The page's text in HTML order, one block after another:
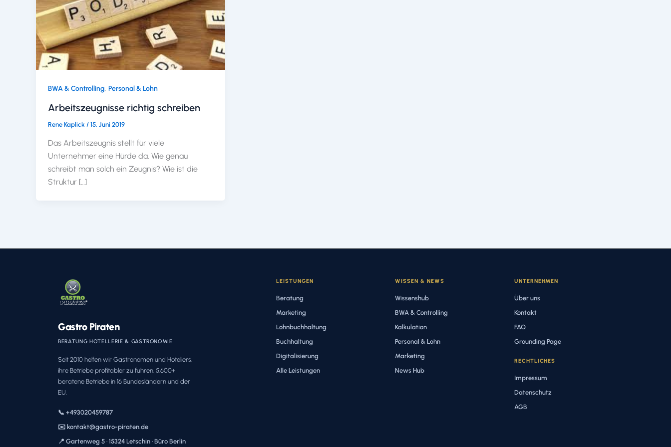
BWA & Controlling, Personal & Lohn
Arbeitszeugnisse richtig schreiben
Rene Kaplick / 15. Juni 2019
Das Arbeitszeugnis stellt für viele
Unternehmer eine Hürde da. Wie genau
schreibt man solch ein Zeugnis? Wie ist die
Struktur […]
Gastro Piraten
BERATUNG HOTELLERIE & GASTRONOMIE
Seit 2010 helfen wir Gastronomen und Hoteliers,
ihre Betriebe profitabler zu führen. 5.600+
beratene Betriebe in 16 Bundesländern und der
EU.
📞 +493020459787
✉️ kontakt@gastro-piraten.de
📍 Gartenweg 5 · 15324 Letschin · Büro Berlin
LEISTUNGEN
Beratung
Marketing
Lohnbuchhaltung
Buchhaltung
Digitalisierung
Alle Leistungen
WISSEN & NEWS
Wissenshub
BWA & Controlling
Kalkulation
Personal & Lohn
Marketing
News Hub
UNTERNEHMEN
Über uns
Kontakt
FAQ
Grounding Page
RECHTLICHES
Impressum
Datenschutz
AGB